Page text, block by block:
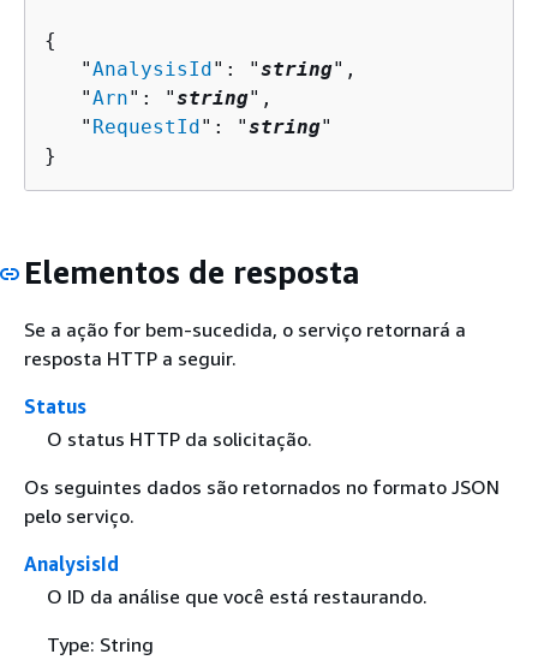
{
   "
AnalysisId ": "string",
   "
Arn": "string",
   "
RequestId ": "string"
}
Elementos de resposta
Se a ação for bem-sucedida, o serviço retornará a
resposta HTTP a seguir.
Status
O status HTTP da solicitação.
Os seguintes dados são retornados no formato JSON
pelo serviço.
AnalysisId
O ID da análise que você está restaurando.
Type: String